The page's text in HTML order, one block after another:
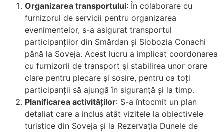
Organizarea transportului: În colaborare cu
furnizorul de servicii pentru organizarea
evenimentelor, s-a asigurat transportul
participanților din Smărdan și Slobozia Conachi
până la Soveja. Acest lucru a implicat coordonarea
cu furnizorii de transport și stabilirea unor orare
clare pentru plecare și sosire, pentru ca toți
participanții să ajungă în siguranță și la timp.
Planificarea activităților: S-a întocmit un plan
detaliat care a inclus atât vizitele la obiectivele
turistice din Soveja și la Rezervația Dunele de